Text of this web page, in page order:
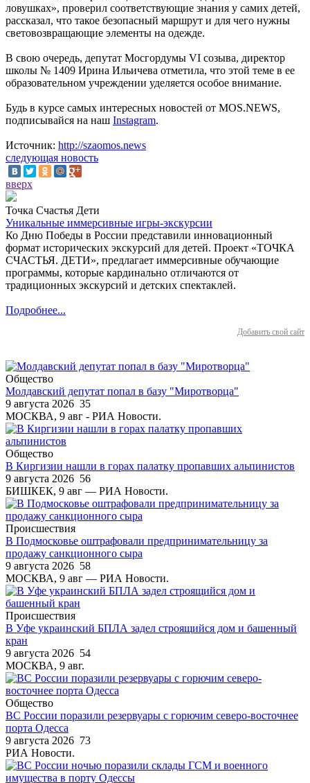
ловушках», проверил соответствующие знания у самих детей,
рассказал, что такое безопасный маршрут и для чего нужны
световозвращающие элементы на одежде.
В свою очередь, депутат Мосгордумы VI созыва, директор
школы № 1409 Ирина Ильичева отметила, что этой теме в ее
образовательном учреждении уделяется особое внимание.
Будь в курсе самых интересных новостей от MOS.NEWS,
подписывайся на наш Instagram.
Источник: http://szaomos.news
следующая новость
вверх
Точка Счастья Дети
Уникальные иммерсивные игры-экскурсии
Ко Дню Победы в России представили инновационный
формат исторических экскурсий для детей. Проект «ТОЧКА
СЧАСТЬЯ. ДЕТИ», предлагает иммерсивные обучающие
программы, которые кардинально отличаются от
традиционных экскурсий и детских спектаклей.
Подробнее...
Добавить свой сайт
Общество
Молдавский депутат попал в базу "Миротворца"
9 августа 2026 35
МОСКВА, 9 авг - РИА Новости.
Общество
В Киргизии нашли в горах палатку пропавших альпинистов
9 августа 2026 56
БИШКЕК, 9 авг — РИА Новости.
Происшествия
В Подмосковье оштрафовали предпринимательницу за
продажу санкционного сыра
9 августа 2026 58
МОСКВА, 9 авг — РИА Новости.
Происшествия
В Уфе украинский БПЛА задел строящийся дом и башенный
кран
9 августа 2026 54
МОСКВА, 9 авг.
Общество
ВС России поразили резервуары с горючим северо-восточнее
порта Одесса
9 августа 2026 73
РИА Новости.